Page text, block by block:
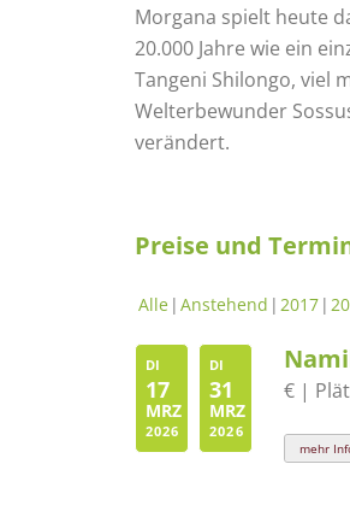
Morgana spielt heute
20.000 Jahre wie ein
Tangeni Shilongo, viel
Welterbewunder
verändert.
Preise und
Alle Anstehend 2017
DI
17
MRZ
2026
DI
31
MRZ
2026
€ |
mehr